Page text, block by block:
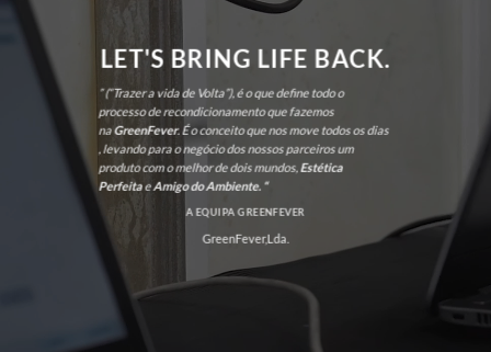
LET'S BRING LIFE BACK.
” (“Trazer a vida de Volta”), é o que define todo o
processo de recondicionamento que fazemos
naGreenFever. É o conceito que nos move todos os dias
, levando para o negócio dos nossos parceiros um
produto com o melhor de dois mundos, Estética
PerfeitaeAmigo do Ambiente. “
A EQUIPA GREENFEVER
GreenFever,Lda.